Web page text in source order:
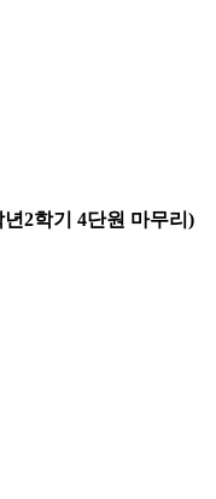
2학기 4단원 마무리)